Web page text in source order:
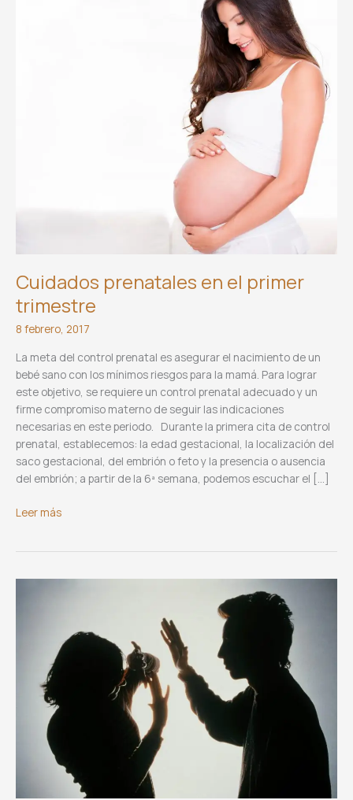
Cuidados prenatales en el primer
trimestre
8 febrero, 2017
La meta del control prenatal es asegurar el nacimiento de un
bebé sano con los mínimos riesgos para la mamá. Para lograr
este objetivo, se requiere un control prenatal adecuado y un
firme compromiso materno de seguir las indicaciones
necesarias en este periodo. Durante la primera cita de control
prenatal, establecemos: la edad gestacional, la localización del
saco gestacional, del embrión o feto y la presencia o ausencia
del embrión; a partir de la 6ª semana, podemos escuchar el […]
Cuidados
primer
Leer más